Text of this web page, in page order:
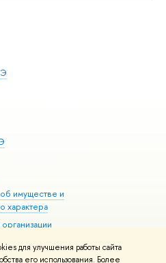
для улучшения работы сайта
его использования. Более
имуществе и
характера
здоровья